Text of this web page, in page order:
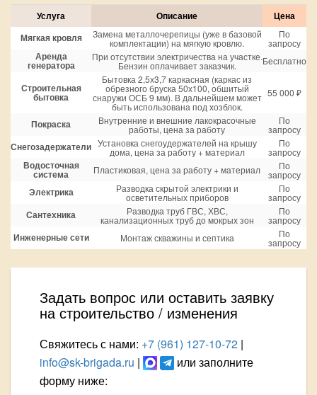
Услуга Описание
Цена
Мягкая кровля
Замена металлочерепицы (уже в базовой
комплектации) на мягкую кровлю.
По
запросу
Аренда
генератора
При отсутствии электричества на участке.
Бензин оплачивает заказчик. Бесплатно
Строительная
бытовка
Бытовка 2,5х3,7 каркасная (каркас из
обрезного бруска 50х100, обшитый
снаружи ОСБ 9 мм). В дальнейшем может
быть использована под хозблок.
55 000 ₽
Покраска Внутренние и внешние лакокрасочные
работы, цена за работу
По
запросу
Снегозадержатели Установка снегоудержателей на крышу
дома, цена за работу + материал
По
запросу
Водосточная
система Пластиковая, цена за работу + материал По
запросу
Электрика Разводка скрытой электрики и
осветительных приборов
По
запросу
Сантехника Разводка труб ГВС, ХВС,
канализационных труб до мокрых зон
По
запросу
Инженерные сети Монтаж скважины и септика По
запросу
Задать вопрос или оставить заявку
на строительство / изменения
Свяжитесь с нами: +7 (961) 127-10-72 |
info@sk-brigada.ru |
или заполните
форму ниже: